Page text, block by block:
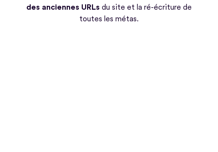
des anciennes URLs du site et la ré-écriture de
toutes les métas.